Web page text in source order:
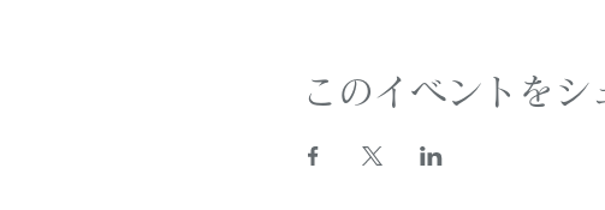
このイベントをシ